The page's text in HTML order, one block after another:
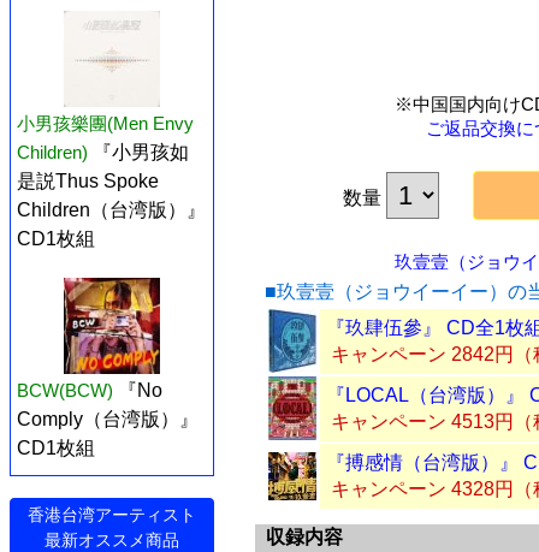
小男孩樂團(Men Envy
Children)
『小男孩如
是説Thus Spoke
Children（台湾版）』
CD1枚組
BCW(BCW)
『No
Comply（台湾版）』
CD1枚組
香港台湾アーティスト
最新オススメ商品
※中国国内向け
ご返品交換
数量
玖壹壹（ジョウ
■玖壹壹（ジョウイーイー）の
『玖肆伍參』 CD全1枚
キャンペーン 2842円（
『LOCAL（台湾版）』
キャンペーン 4513円（
『搏感情（台湾版）』
キャンペーン 4328円（
収録内容